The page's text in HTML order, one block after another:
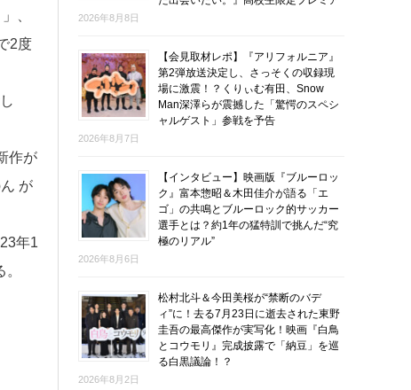
、
2度
作が
が
年1
2026年8月8日
【会見取材レポ】『アリフォルニア』
第2弾放送決定し、さっそくの収録現
場に激震！？くりぃむ有田、Snow
Man深澤らが震撼した「驚愕のスペシ
ャルゲスト」参戦を予告
2026年8月7日
【インタビュー】映画版『ブルーロッ
ク』富本惣昭＆木田佳介が語る「エ
ゴ」の共鳴とブルーロック的サッカー
選手とは？約1年の猛特訓で挑んだ“究
極のリアル”
2026年8月6日
松村北斗＆今田美桜が“禁断のバデ
ィ”に！去る7月23日に逝去された東野
圭吾の最高傑作が実写化！映画『白鳥
とコウモリ』完成披露で「納豆」を巡
る白黒議論！？
2026年8月2日